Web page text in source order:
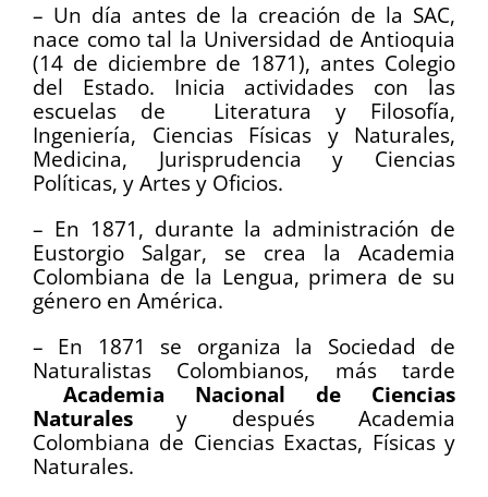
– Un día antes de la creación de la SAC,
nace como tal la Universidad de Antioquia
(14 de diciembre de 1871), antes Colegio
del Estado. Inicia actividades con las
escuelas de Literatura y Filosofía,
Ingeniería, Ciencias Físicas y Naturales,
Medicina, Jurisprudencia y Ciencias
Políticas, y Artes y Oficios.
– En 1871, durante la administración de
Eustorgio Salgar, se crea la Academia
Colombiana de la Lengua, primera de su
género en América.
– En 1871 se organiza la Sociedad de
Naturalistas Colombianos, más tarde
Academia Nacional de Ciencias
Naturales y después Academia
Colombiana de Ciencias Exactas, Físicas y
Naturales.